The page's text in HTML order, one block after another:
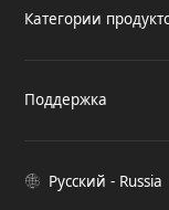
Категории
Поддержка
Русский - Russia